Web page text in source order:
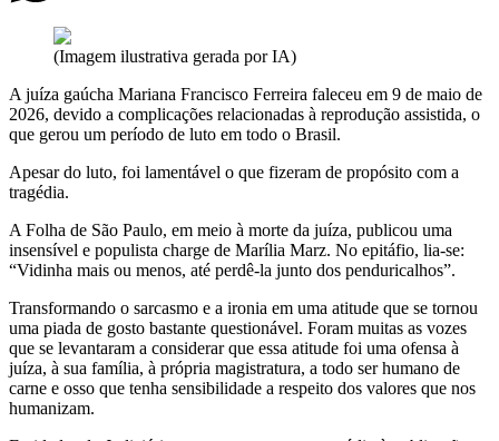
(Imagem ilustrativa gerada por IA)
A juíza gaúcha Mariana Francisco Ferreira faleceu em 9 de maio de
2026, devido a complicações relacionadas à reprodução assistida, o
que gerou um período de luto em todo o Brasil.
Apesar do luto, foi lamentável o que fizeram de propósito com a
tragédia.
A Folha de São Paulo, em meio à morte da juíza, publicou uma
insensível e populista charge de Marília Marz. No epitáfio, lia-se:
“Vidinha mais ou menos, até perdê-la junto dos penduricalhos”.
Transformando o sarcasmo e a ironia em uma atitude que se tornou
uma piada de gosto bastante questionável. Foram muitas as vozes
que se levantaram a considerar que essa atitude foi uma ofensa à
juíza, à sua família, à própria magistratura, a todo ser humano de
carne e osso que tenha sensibilidade a respeito dos valores que nos
humanizam.